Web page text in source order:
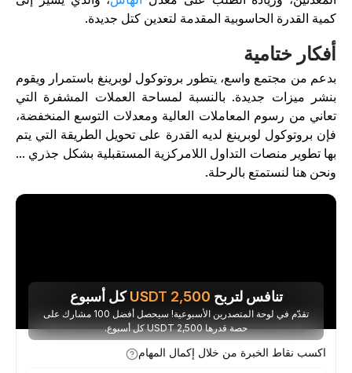
القدرة الحاسوبية المقدمة لتعدين كتل جديدة.
ختامية
من مجتمع واسع، يتطور بروتوكول لوبرينغ باستمرار ويقوم
ميزات جديدة. بالنسبة لمساحة العملات المشفرة التي
من رسوم المعاملات العالية ومعدلات التوسع المنخفضة،
بروتوكول لوبرينغ لديه القدرة على تحويل الطريقة التي يتم
تطوير منصات التداول اللامركزية المستقبلية بشكل جذري ...
هنا لنستمتع بالرحلة.
تنافس لتربح 2,500
USDTكل أسبوع
تقدّم في لوحة المتصدرين الأسبوعية! سيحصل أفضل 100 مشارك على
حصة قدرها 2,500 USDT كل أسبوع.
اكسب نقاط الخبرة من خلال إكمال المهام